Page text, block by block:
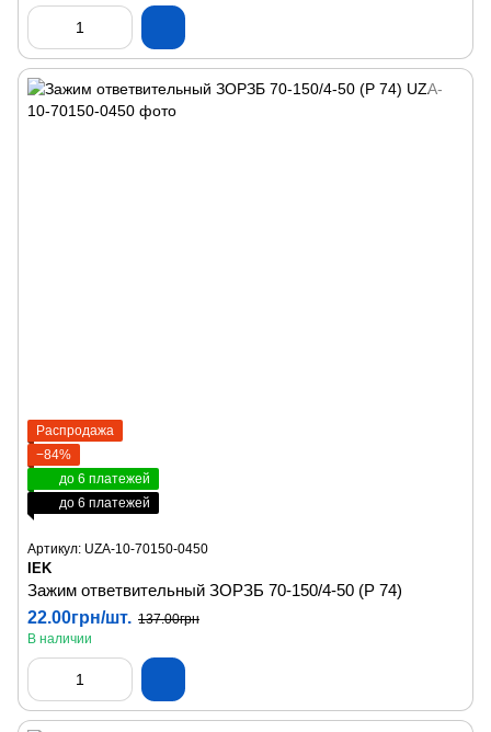
Распродажа
−84%
до 6 платежей
до 6 платежей
Артикул: UZA-10-70150-0450
IEK
Зажим ответвительный ЗОРЗБ 70-150/4-50 (Р 74)
22.00грн/шт. 137.00грн
В наличии